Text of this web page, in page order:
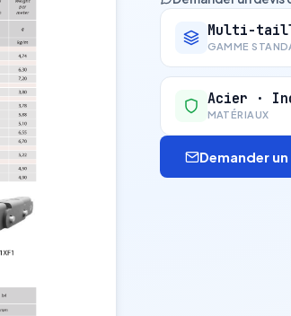
Multi-
GAMME
Acier ·
MATÉRIAUX
Demander